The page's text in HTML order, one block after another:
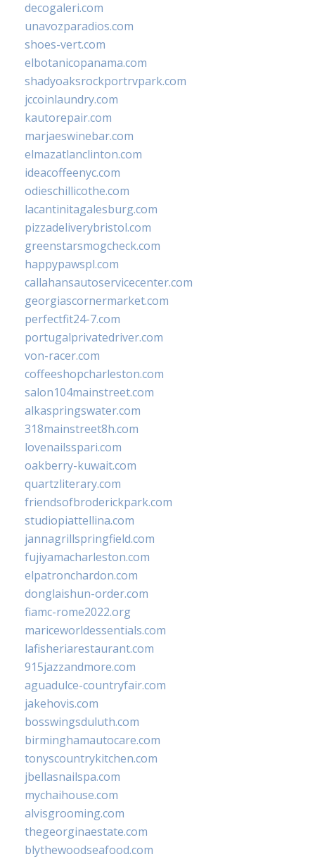
decogaleri.com
unavozparadios.com
shoes-vert.com
elbotanicopanama.com
shadyoaksrockportrvpark.com
jccoinlaundry.com
kautorepair.com
marjaeswinebar.com
elmazatlanclinton.com
ideacoffeenyc.com
odieschillicothe.com
lacantinitagalesburg.com
pizzadeliverybristol.com
greenstarsmogcheck.com
happypawspl.com
callahansautoservicecenter.com
georgiascornermarket.com
perfectfit24-7.com
portugalprivatedriver.com
von-racer.com
coffeeshopcharleston.com
salon104mainstreet.com
alkaspringswater.com
318mainstreet8h.com
lovenailsspari.com
oakberry-kuwait.com
quartzliterary.com
friendsofbroderickpark.com
studiopiattellina.com
jannagrillspringfield.com
fujiyamacharleston.com
elpatronchardon.com
donglaishun-order.com
fiamc-rome2022.org
mariceworldessentials.com
lafisheriarestaurant.com
915jazzandmore.com
aguadulce-countryfair.com
jakehovis.com
bosswingsduluth.com
birminghamautocare.com
tonyscountrykitchen.com
jbellasnailspa.com
mychaihouse.com
alvisgrooming.com
thegeorginaestate.com
blythewoodseafood.com